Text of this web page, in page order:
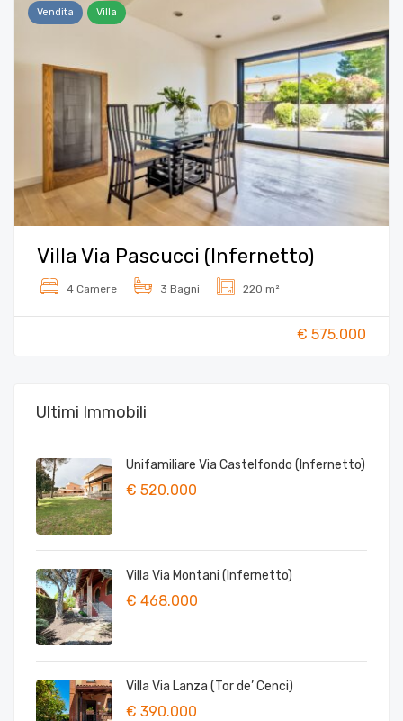
Vendita Villa
Villa Via Pascucci (Infernetto)
4 Camere 3 Bagni 220 m²
€ 575.000
Ultimi Immobili
Unifamiliare Via Castelfondo (Infernetto)
€ 520.000
Villa Via Montani (Infernetto)
€ 468.000
Villa Via Lanza (Tor de’ Cenci)
€ 390.000